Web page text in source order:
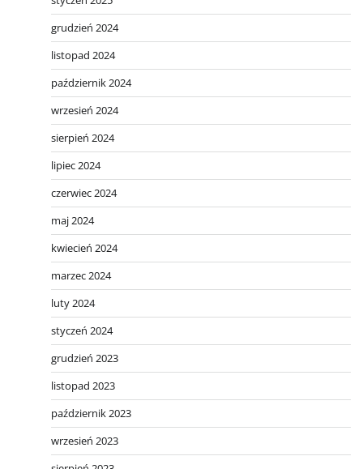
grudzień 2024
listopad 2024
październik 2024
wrzesień 2024
sierpień 2024
lipiec 2024
czerwiec 2024
maj 2024
kwiecień 2024
marzec 2024
luty 2024
styczeń 2024
grudzień 2023
listopad 2023
październik 2023
wrzesień 2023